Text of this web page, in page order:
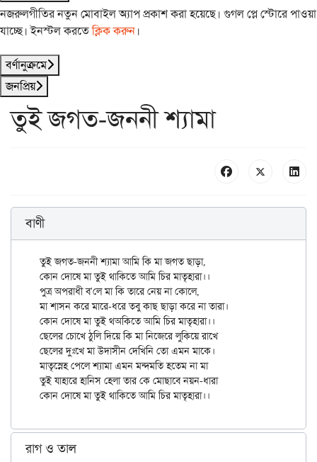
নজরুলগীতির নতুন মোবাইল অ্যাপ প্রকাশ করা হয়েছে। গুগল প্লে স্টোরে পাওয়া
যাচ্ছে। ইনস্টল করতেক্লিক করুন।
বর্ণানুক্রমে
জনপ্রিয়
তুই জগত-জননী শ্যামা
বাণী
তুই জগত-জননী শ্যামা আমি কি মা জগত ছাড়া,
কোন দোষে মা তুই থাকিতে আমি চির মাতৃহারা।।
পুত্র অপরাধী ব'লে মা কি তারে নেয় না কোলে,
মা শাসন করে মারে-ধরে তবু কাছ ছাড়া করে না তারা।
কোন দোষে মা তুই থঅকিতে আমি চির মাতৃহারা।।
ছেলের চোখে ঠুলি দিয়ে কি মা নিজেরে লুকিয়ে রাখে
ছেলের দুঃখে মা উদাসীন দেখিনি তো এমন মাকে।
মাতৃস্নেহ পেলে শ্যামা এমন মন্দমতি হতেম না মা
তুই যাহারে হানিস হেলা তার কে মোছাবে নয়ন-ধারা
রাগ ও তাল